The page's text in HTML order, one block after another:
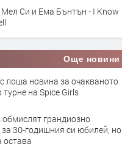
Cи и Ема Бънтън - I Know
Още новини
лоша новина за очакваното
на Spice Girls
обмислят грандиозно
30-годишния си юбилей, но
остава